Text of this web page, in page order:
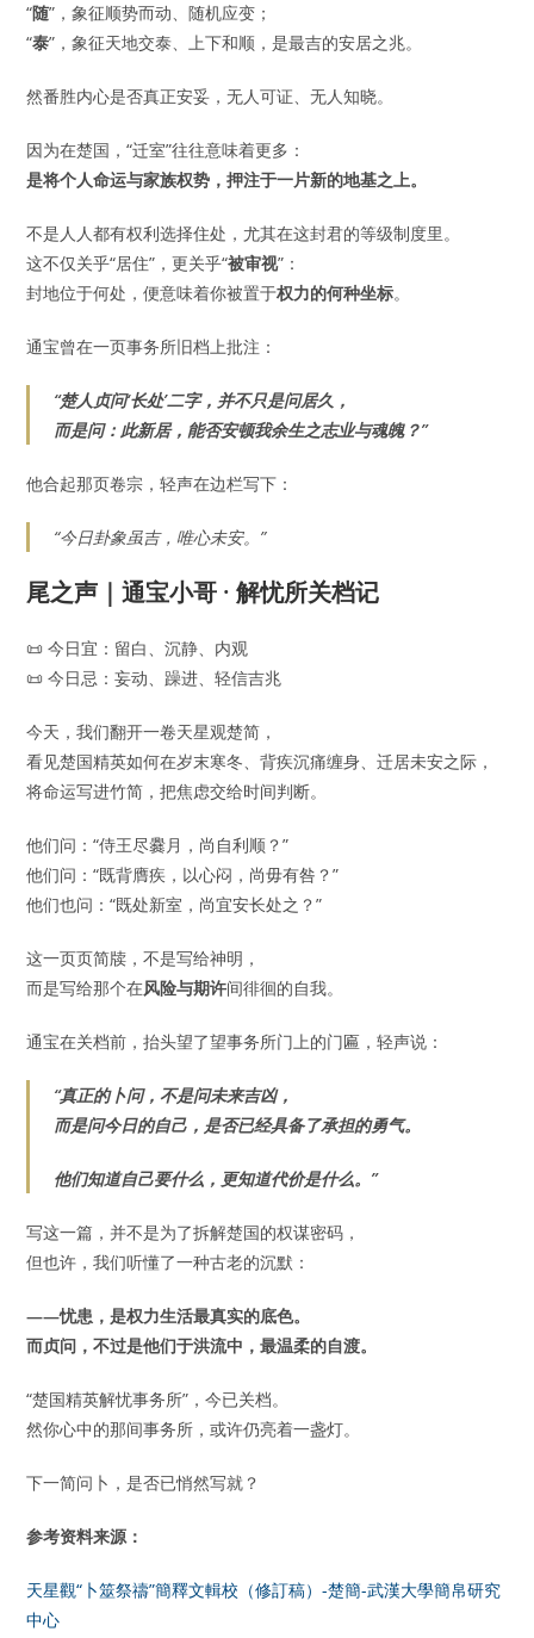
“随”，象征顺势而动、随机应变；
“泰”，象征天地交泰、上下和顺，是最吉的安居之兆。
然番胜内心是否真正安妥，无人可证、无人知晓。
因为在楚国，“迁室”往往意味着更多：
是将个人命运与家族权势，押注于一片新的地基之上。
不是人人都有权利选择住处，尤其在这封君的等级制度里。
这不仅关乎“居住”，更关乎“被审视”：
封地位于何处，便意味着你被置于权力的何种坐标。
通宝曾在一页事务所旧档上批注：
“楚人贞问‘长处’二字，并不只是问居久，
而是问：此新居，能否安顿我余生之志业与魂魄？”
他合起那页卷宗，轻声在边栏写下：
“今日卦象虽吉，唯心未安。”
尾之声｜通宝小哥 · 解忧所关档记
📜 今日宜：留白、沉静、内观
📜 今日忌：妄动、躁进、轻信吉兆
今天，我们翻开一卷天星观楚简，
看见楚国精英如何在岁末寒冬、背疾沉痛缠身、迁居未安之际，
将命运写进竹简，把焦虑交给时间判断。
他们问：“侍王尽爨月，尚自利顺？”
他们问：“既背膺疾，以心闷，尚毋有咎？”
他们也问：“既处新室，尚宜安长处之？”
这一页页简牍，不是写给神明，
而是写给那个在风险与期许间徘徊的自我。
通宝在关档前，抬头望了望事务所门上的门匾，轻声说：
“真正的卜问，不是问未来吉凶，
而是问今日的自己，是否已经具备了承担的勇气。
他们知道自己要什么，更知道代价是什么。”
写这一篇，并不是为了拆解楚国的权谋密码，
但也许，我们听懂了一种古老的沉默：
——忧患，是权力生活最真实的底色。
而贞问，不过是他们于洪流中，最温柔的自渡。
“楚国精英解忧事务所”，今已关档。
然你心中的那间事务所，或许仍亮着一盏灯。
下一简问卜，是否已悄然写就？
参考资料来源：
天星觀“卜筮祭禱”簡釋文輯校（修訂稿）-楚簡-武漢大學簡帛研究
中心